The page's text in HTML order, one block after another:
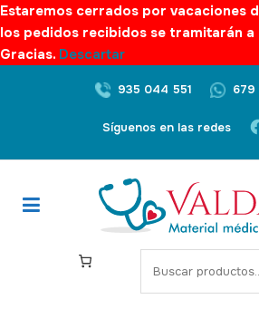
Estaremos cerrados por vacaciones
los pedidos recibidos se tramitarán
Gracias. Descartar
935 044 551
Síguenos en las redes
S
e